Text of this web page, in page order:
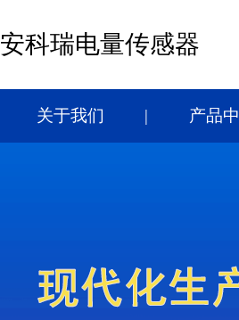
安科瑞电量传感器
关于我们 产品